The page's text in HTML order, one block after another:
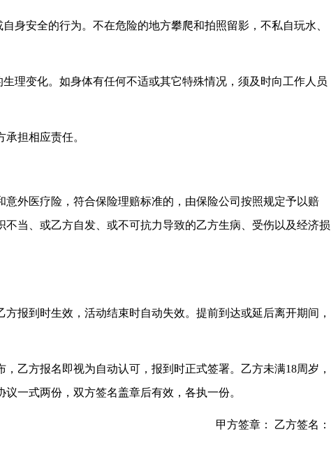
身安全的行为。不在危险的地方攀爬和拍照留影，不私自玩水、
理变化。如身体有任何不适或其它特殊情况，须及时向工作人员
担相应责任。
意外医疗险，符合保险理赔标准的，由保险公司按照规定予以赔
当、或乙方自发、或不可抗力导致的乙方生病、受伤以及经济损
方报到时生效，活动结束时自动失效。提前到达或延后离开期间，
乙方报名即视为自动认可，报到时正式签署。乙方未满18周岁，
一式两份，双方签名盖章后有效，各执一份。
甲方签章： 乙方签名：